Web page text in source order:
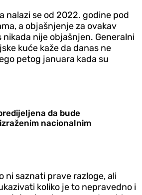
nalazi se od 2022. godine pod
a objašnjenje za ovakav
nije objašnjen. Generalni
kuće kaže da danas ne
petog januara kada su
da bude
nacionalnim
ni saznati prave razloge, ali
koliko je to nepravedno i